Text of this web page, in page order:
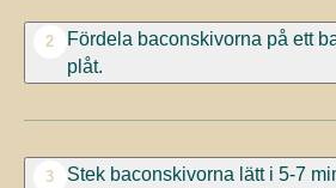
2
Fördela baconskivorna på ett
plåt.
3
Stek baconskivorna lätt i 5-7